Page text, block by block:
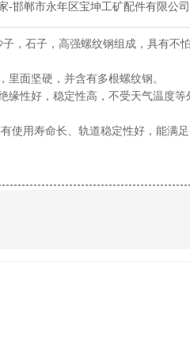
-邯郸市永年区宝坤工矿配件有限公司
，石子，高强螺纹钢组成，具有不
面坚硬，并含有多根螺纹钢。
性好，稳定性高，不受天气温度等
用寿命长、轨道稳定性好，能满足